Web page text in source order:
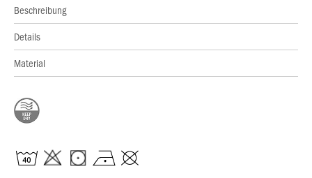
Beschreibung
Details
Material